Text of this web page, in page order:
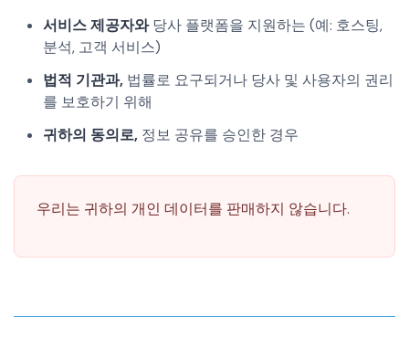
서비스 제공자와 당사 플랫폼을 지원하는 (예: 호스팅,
분석, 고객 서비스)
법적 기관과, 법률로 요구되거나 당사 및 사용자의 권리
를 보호하기 위해
귀하의 동의로, 정보 공유를 승인한 경우
우리는 귀하의 개인 데이터를 판매하지 않습니다.